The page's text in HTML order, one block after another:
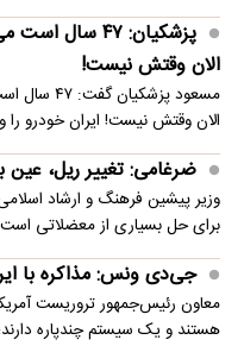
پزشکیان: ۴۷
الان وقتش نیست!
مسعود
الان وقتش نیست! ایران خودرو را
ضرغامی: تغییر ریل،
وزیر پیشین فرهنگ و ارشاد
برای حل بسیاری از معضلاتی‌ است
جی‌دی ونس: مذاکره با
معاون رئیس‌جمهور تروریست
هستند و یک سیستم چندپاره